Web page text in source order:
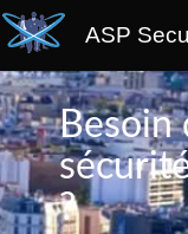
ASP
Besoin
?